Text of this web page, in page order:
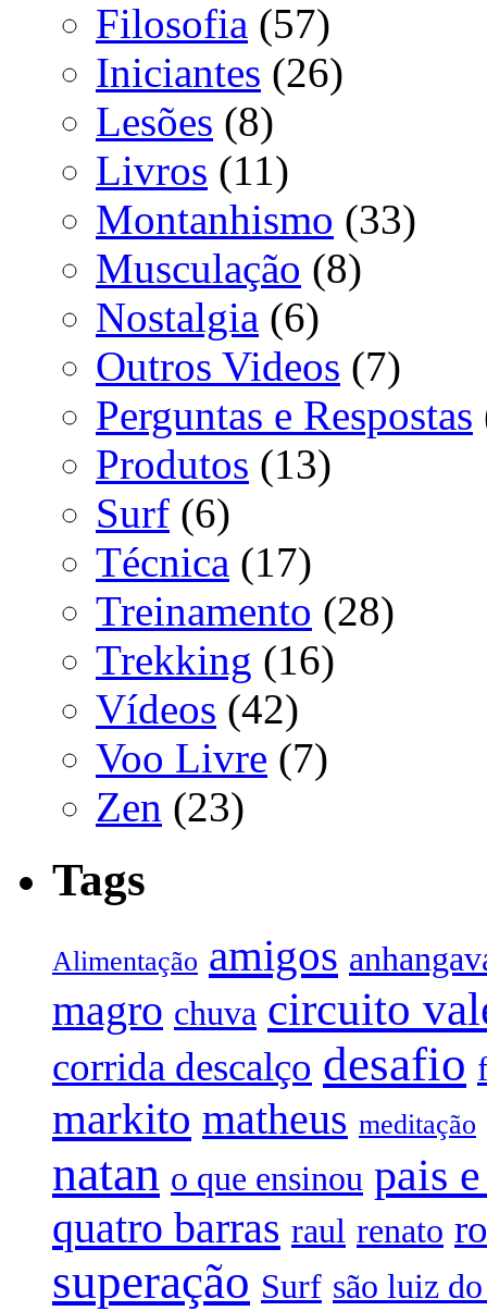
Filosofia (57)
Iniciantes (26)
Lesões (8)
Livros (11)
Montanhismo (33)
Musculação (8)
Nostalgia (6)
Outros Videos (7)
Perguntas e Respostas
Produtos (13)
Surf (6)
Técnica (17)
Treinamento (28)
Trekking (16)
Vídeos (42)
Voo Livre (7)
Zen (23)
Tags
Alimentação amigos
magro chuva circuito
corrida descalço desafio
markito matheus meditação
natan o que ensinou pais
quatro barras raul renato
superação Surf são luiz